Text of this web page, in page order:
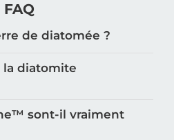
FAQ
de diatomée ?
la diatomite
sont-il vraiment